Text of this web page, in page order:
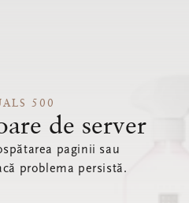
500
de server
paginii sau
problema persistă.